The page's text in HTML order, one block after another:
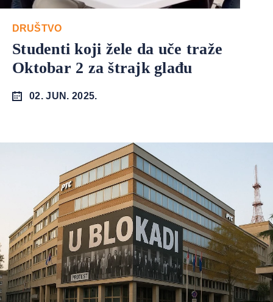
DRUŠTVO
Studenti koji žele da uče traže
Oktobar 2 za štrajk glađu
02. JUN. 2025.